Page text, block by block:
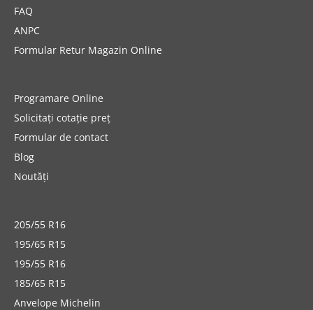
FAQ
ANPC
Formular Retur Magazin Online
Programare Online
Solicitați cotație preț
Formular de contact
Blog
Noutăți
205/55 R16
195/65 R15
195/55 R16
185/65 R15
Anvelope Michelin